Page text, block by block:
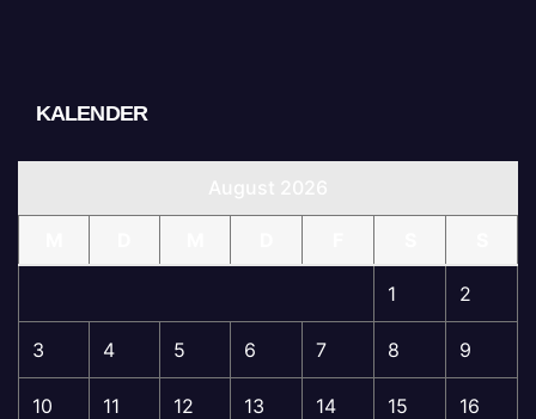
KALENDER
1 2
3 4 5 6 7 8 9
10 11 12 13 14 15 16